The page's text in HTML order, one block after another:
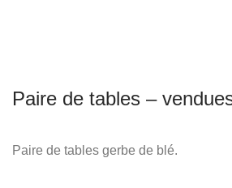
Paire de tables –
Paire de tables gerbe de blé.